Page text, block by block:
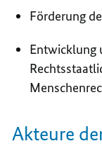
Förderung
Entwicklung
Akteure